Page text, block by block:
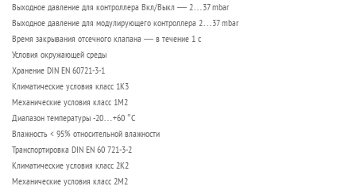
Выходное давление для контроллера Вкл/Выкл — 2…37 mbar
Выходное давление для модулирующего контроллера 2…37 mbar
Время закрывания отсечного клапана — в течение 1 с
Условия окружающей среды
Хранение DIN EN 60721-3-1
Климатические условия класс 1K3
Механические условия класс 1M2
Диапазон температуры -20…+60 °C
Влажность < 95% относительной влажности
Транспортировка DIN EN 60 721-3-2
Климатические условия класс 2K2
Механические условия класс 2M2